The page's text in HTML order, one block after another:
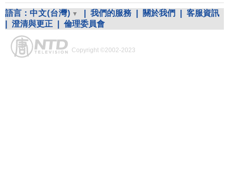
語言： 中文(台灣) 我們的服務 關於我們
客服資訊
澄清與更正 倫理委員會
Copyright ©2002-2023